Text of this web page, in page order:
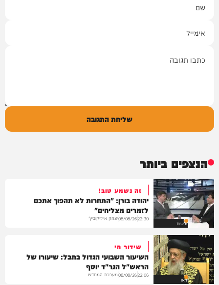
שליחת התגובה
הנצפים ביותר
חדשות
זה נשמע טוב!
יהודה בורן: "התחרות לא תהפוך אתכם
לזמרים מצליחים"
22:30
08/08/26יצחק אייזיקוביץ'
וידאו
שידור חי
השיעור השבועי הגדול בתבל: שיעורו של
הראש"ל הגר"ד יוסף
22:06
08/08/26מערכת המחדש